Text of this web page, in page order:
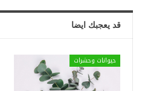
قد يعجبك ايضا
حيوانات وحشرات